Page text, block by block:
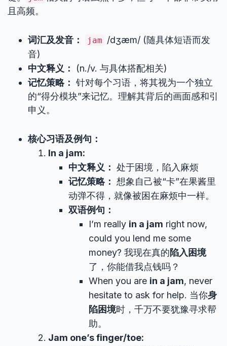
且高频。
词汇及发音： jam /dʒæm/ (随具体短语而发
音)
中文释义：
(n./v. 与具体搭配相关)
记忆策略： 针对每个习语，将其视为一个独立
的“得分模块”来记忆。理解其背后的画面感和引
申义。
核心习语及例句：
In a jam:
中文释义： 处于困境，陷入麻烦
记忆策略： 想象自己被“卡”在果酱里
动弹不得，就像被困在麻烦中一样。
双语例句：
I’m really in a jam right now,
could you lend me some
money? 我现在真的陷入困境
了，你能借我点钱吗？
When you are in a jam, never
hesitate to ask for help. 当你身
陷困境时，千万不要犹豫寻求帮
助。
Jam one’s finger/toe: